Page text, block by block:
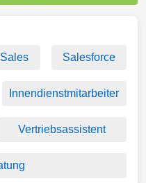
Sales Salesforce
Innendienstmitarbeiter
Vertriebsassistent